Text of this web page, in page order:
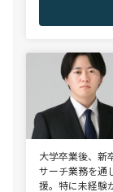
大学卒業後、新
サーチ業務を通
援。特に未経験